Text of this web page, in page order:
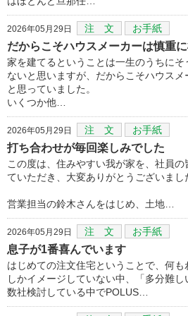
2026年05月29日 注 文 お手紙
だからこそハウスメーカーは慎重
家を建てるということは一生のうちに
ないと思いますが、だからこそハウス
と思っていました。
いくつか他…
2026年05月29日 注 文 お手紙
打ち合わせが毎回楽しみでした
この度は、住みやすい我が家を、社員
ていただき、大変ありがとうございまし
営業担当の鈴木さんをはじめ、土地…
2026年05月29日 注 文 お手紙
息子が1番喜んでいます
はじめての注文住宅ということで、何
しかイメージしていない中、「多分難
数社検討している中でPOLUS…